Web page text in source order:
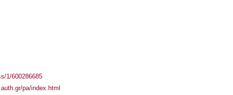
1/600286685
pa/index.html